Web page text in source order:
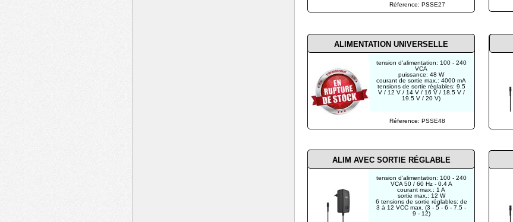
tension d'alimentation: 100 - 240
VCA
puissance: 48 W
courant de sortie max.: 4000 mA
tensions de sortie réglables: 9.5
V / 12 V / 14 V / 16 V / 18.5 V /
19.5 V / 20 V)
Réference: PSSE48
ALIMENTATION UNIVERSELLE
Réference: PSSE27
ALIM AVEC SORTIE RÉGLABLE
tension d'alimentation: 100 - 240
VCA 50 / 60 Hz - 0.4 A
courant max.: 1 A
sortie max.: 12 W
6 tensions de sortie réglables: de
3 à 12 VCC max. (3 - 5 - 6 - 7.5 -
9 - 12)